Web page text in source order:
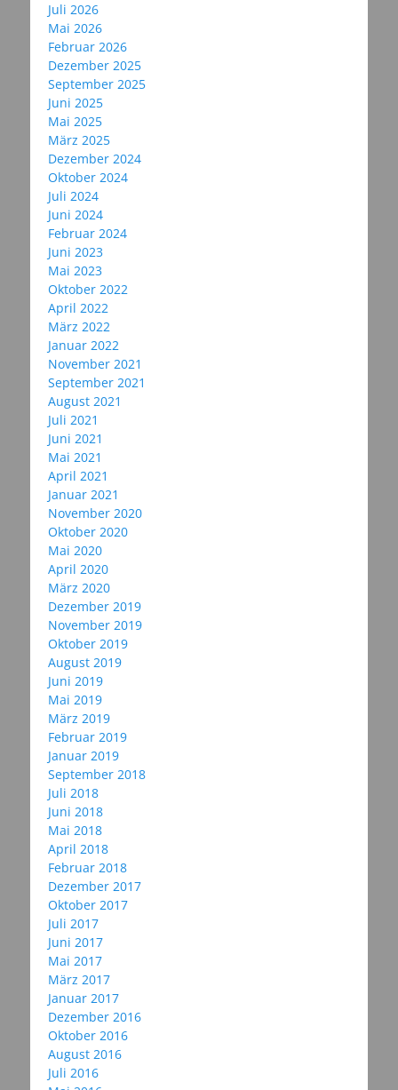
Juli 2026
Mai 2026
Februar 2026
Dezember 2025
September 2025
Juni 2025
Mai 2025
März 2025
Dezember 2024
Oktober 2024
Juli 2024
Juni 2024
Februar 2024
Juni 2023
Mai 2023
Oktober 2022
April 2022
März 2022
Januar 2022
November 2021
September 2021
August 2021
Juli 2021
Juni 2021
Mai 2021
April 2021
Januar 2021
November 2020
Oktober 2020
Mai 2020
April 2020
März 2020
Dezember 2019
November 2019
Oktober 2019
August 2019
Juni 2019
Mai 2019
März 2019
Februar 2019
Januar 2019
September 2018
Juli 2018
Juni 2018
Mai 2018
April 2018
Februar 2018
Dezember 2017
Oktober 2017
Juli 2017
Juni 2017
Mai 2017
März 2017
Januar 2017
Dezember 2016
Oktober 2016
August 2016
Juli 2016